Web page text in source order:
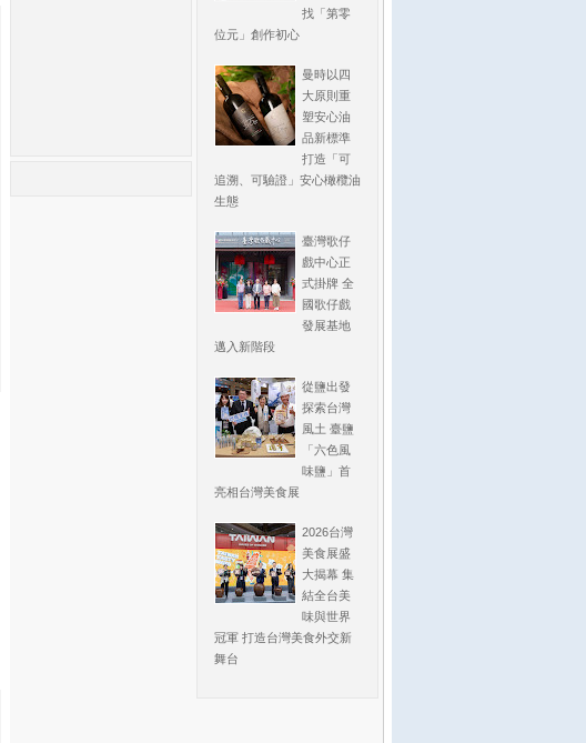
找「第零
位元」創作初心
曼時以四
大原則重
塑安心油
品新標準
打造「可
追溯、可驗證」安心橄欖油
生態
臺灣歌仔
戲中心正
式掛牌 全
國歌仔戲
發展基地
邁入新階段
從鹽出發
探索台灣
風土 臺鹽
「六色風
味鹽」首
亮相台灣美食展
2026台灣
美食展盛
大揭幕 集
結全台美
味與世界
冠軍 打造台灣美食外交新
舞台